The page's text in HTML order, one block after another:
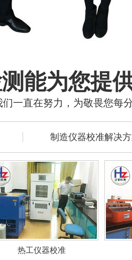
能为您提
们一直在努力，为敬畏您每
制造仪器校准解决
热工仪器校准